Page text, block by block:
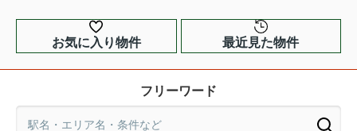
お気に入り物件 最近見た物件
フリーワード